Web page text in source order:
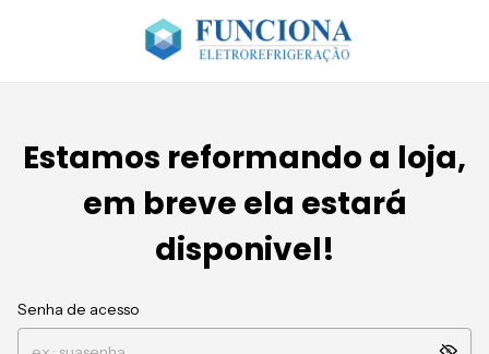
Estamos reformando a loja,
em breve ela estará
disponivel!
Senha de acesso